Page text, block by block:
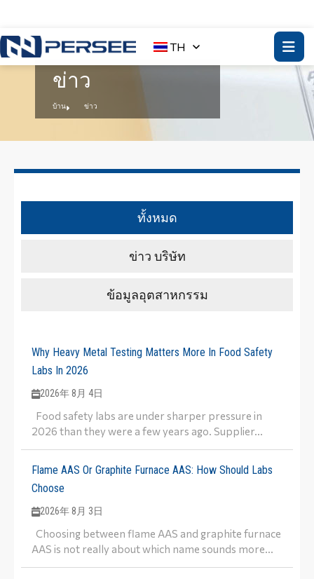
TH
ข่าว
บ้าน ข่าว
ทั้งหมด
ข่าว บริษัท
ข้อมูลอุตสาหกรรม
Why Heavy Metal Testing Matters More In Food Safety
Labs In 2026
2026年 8月 4日
Food safety labs are under sharper pressure in
2026 than they were a few years ago. Supplier...
Flame AAS Or Graphite Furnace AAS: How Should Labs
Choose
2026年 8月 3日
Choosing between flame AAS and graphite furnace
AAS is not really about which name sounds more...